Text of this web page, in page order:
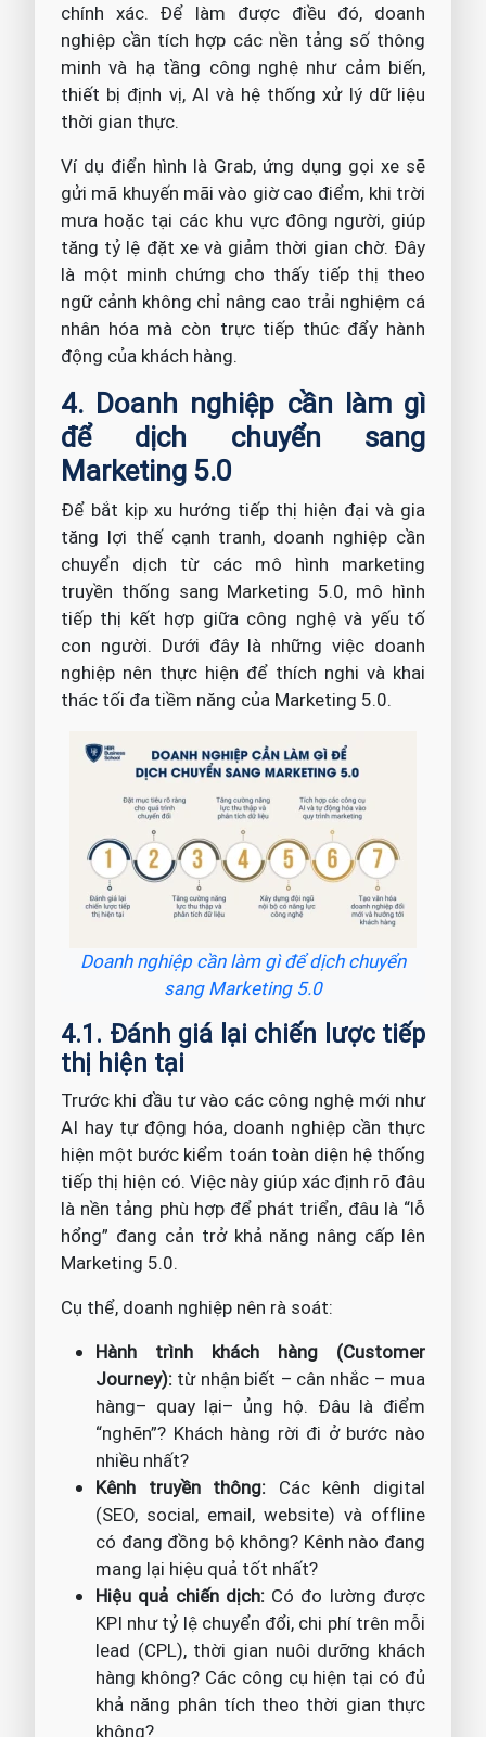
chính xác. Để làm được điều đó, doanh
nghiệp cần tích hợp các nền tảng số thông
minh và hạ tầng công nghệ như cảm biến,
thiết bị định vị, AI và hệ thống xử lý dữ liệu
thời gian thực.
Ví dụ điển hình là Grab, ứng dụng gọi xe sẽ
gửi mã khuyến mãi vào giờ cao điểm, khi trời
mưa hoặc tại các khu vực đông người, giúp
tăng tỷ lệ đặt xe và giảm thời gian chờ. Đây
là một minh chứng cho thấy tiếp thị theo
ngữ cảnh không chỉ nâng cao trải nghiệm cá
nhân hóa mà còn trực tiếp thúc đẩy hành
động của khách hàng.
4. Doanh nghiệp cần làm gì
để dịch chuyển sang
Marketing 5.0
Để bắt kịp xu hướng tiếp thị hiện đại và gia
tăng lợi thế cạnh tranh, doanh nghiệp cần
chuyển dịch từ các mô hình marketing
truyền thống sang Marketing 5.0, mô hình
tiếp thị kết hợp giữa công nghệ và yếu tố
con người. Dưới đây là những việc doanh
nghiệp nên thực hiện để thích nghi và khai
thác tối đa tiềm năng của Marketing 5.0.
Doanh nghiệp cần làm gì để dịch chuyển
sang Marketing 5.0
4.1. Đánh giá lại chiến lược tiếp
thị hiện tại
Trước khi đầu tư vào các công nghệ mới như
AI hay tự động hóa, doanh nghiệp cần thực
hiện một bước kiểm toán toàn diện hệ thống
tiếp thị hiện có. Việc này giúp xác định rõ đâu
là nền tảng phù hợp để phát triển, đâu là “lỗ
hổng” đang cản trở khả năng nâng cấp lên
Marketing 5.0.
Cụ thể, doanh nghiệp nên rà soát:
Hành trình khách hàng (Customer
Journey): từ nhận biết – cân nhắc – mua
hàng– quay lại– ủng hộ. Đâu là điểm
“nghẽn”? Khách hàng rời đi ở bước nào
nhiều nhất?
Kênh truyền thông: Các kênh digital
(SEO, social, email, website) và offline
có đang đồng bộ không? Kênh nào đang
mang lại hiệu quả tốt nhất?
Hiệu quả chiến dịch: Có đo lường được
KPI như tỷ lệ chuyển đổi, chi phí trên mỗi
lead (CPL), thời gian nuôi dưỡng khách
hàng không? Các công cụ hiện tại có đủ
khả năng phân tích theo thời gian thực
không?